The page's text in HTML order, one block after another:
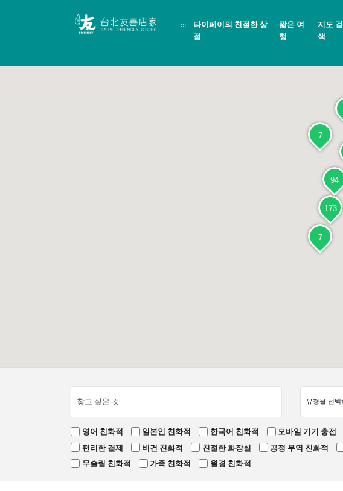
區
:::
타이페이의 친절한 상
점
짧은 여
행
지도 검
색
173
94
7
7
영어 친화적 일본인 친화적 한국어 친화적 모바일 기기 충전
편리한 결제
비건 친화적 친절한 화장실 공정 무역 친화적
무슬림 친화적
가족 친화적 월경 친화적